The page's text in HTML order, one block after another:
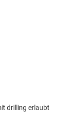
drilling erlaubt